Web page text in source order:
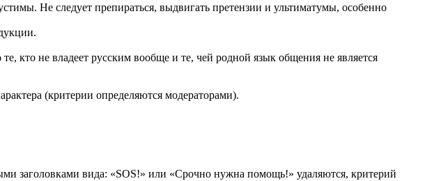
Не следует препираться, выдвигать претензии и ультиматумы, особенно
кто не владеет русским вообще и те, чей родной язык общения не является
(критерии определяются модераторами).
заголовками вида: «SOS!» или «Срочно нужна помощь!» удаляются, критерий